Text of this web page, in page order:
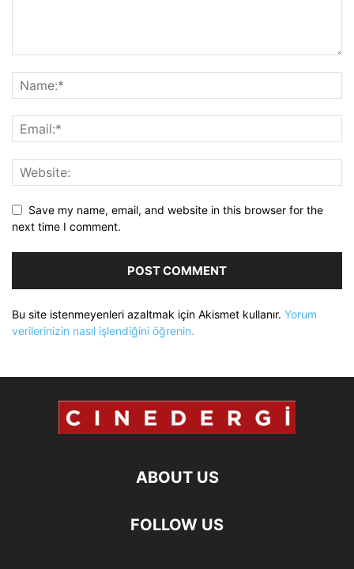
Save my name, email, and website in this browser for the
next time I comment.
Bu site istenmeyenleri azaltmak için Akismet kullanır. Yorum
verilerinizin nasıl işlendiğini öğrenin.
ABOUT US
FOLLOW US